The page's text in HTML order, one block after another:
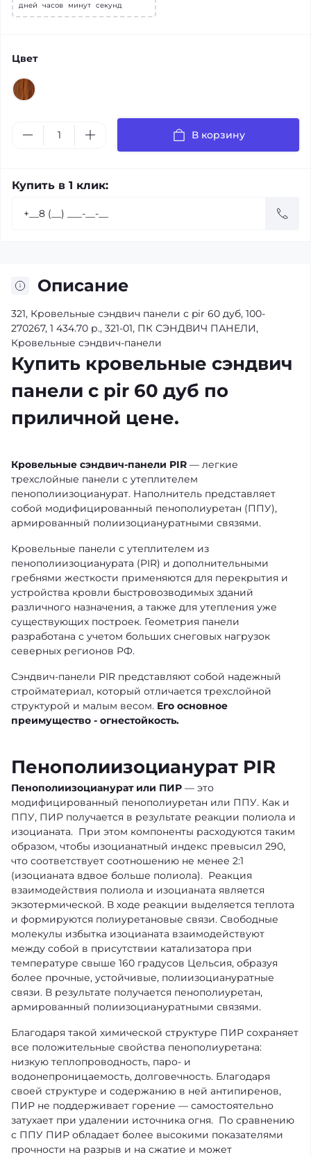
дней часов минут секунд
Цвет
В корзину
Купить в 1 клик:
Описание
321, Кровельные сэндвич панели с pir 60 дуб, 100-
270267, 1 434.70 р., 321-01, ПК СЭНДВИЧ ПАНЕЛИ,
Кровельные сэндвич-панели
Купить кровельные сэндвич
панели с pir 60 дуб по
приличной цене.
Кровельные сэндвич-панели PIR — легкие
трехслойные панели с утеплителем
пенополиизоцианурат. Наполнитель представляет
собой модифицированный пенополиуретан (ППУ),
армированный полиизоциануратными связями.
Кровельные панели с утеплителем из
пенополиизоцианурата (PIR) и дополнительными
гребнями жесткости применяются для перекрытия и
устройства кровли быстровозводимых зданий
различного назначения, а также для утепления уже
существующих построек. Геометрия панели
разработана с учетом больших снеговых нагрузок
северных регионов РФ.
Сэндвич-панели PIR представляют собой надежный
стройматериал, который отличается трехслойной
структурой и малым весом. Его основное
преимущество - огнестойкость.
Пенополиизоцианурат PIR
Пенополиизоцианурат или ПИР — это
модифицированный пенополиуретан или ППУ. Как и
ППУ, ПИР получается в результате реакции полиола и
изоцианата. При этом компоненты расходуются таким
образом, чтобы изоцианатный индекс превысил 290,
что соответствует соотношению не менее 2:1
(изоцианата вдвое больше полиола). Реакция
взаимодействия полиола и изоцианата является
экзотермической. В ходе реакции выделяется теплота
и формируются полиуретановые связи. Cвободные
молекулы избытка изоцианата взаимодействуют
между собой в присутствии катализатора при
температуре свыше 160 градусов Цельсия, образуя
более прочные, устойчивые, полиизоциануратные
связи. В результате получается пенополиуретан,
армированный полиизоциануратными связями.
Благодаря такой химической структуре ПИР сохраняет
все положительные свойства пенополиуретана:
низкую теплопроводность, паро- и
водонепроницаемость, долговечность. Благодаря
своей структуре и содержанию в ней антипиренов,
ПИР не поддерживает горение — самостоятельно
затухает при удалении источника огня. По сравнению
с ППУ ПИР обладает более высокими показателями
прочности на разрыв и на сжатие и может